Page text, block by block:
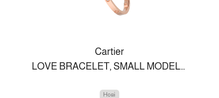
Cartier
LOVE BRACELET, SMALL MODEL, 6 DIAMONDS ROSE GOLD
Нові